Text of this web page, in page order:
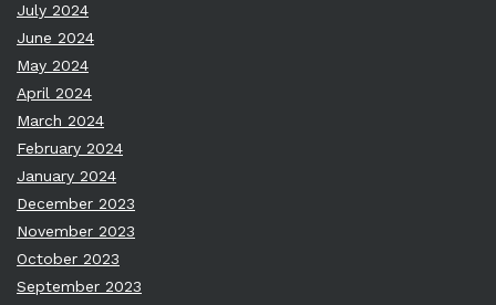
July 2024
June 2024
May 2024
April 2024
March 2024
February 2024
January 2024
December 2023
November 2023
October 2023
September 2023